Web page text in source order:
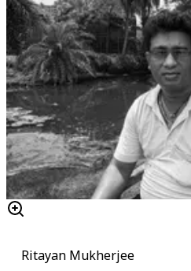
Ritayan Mukherjee